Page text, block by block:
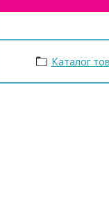
Каталог